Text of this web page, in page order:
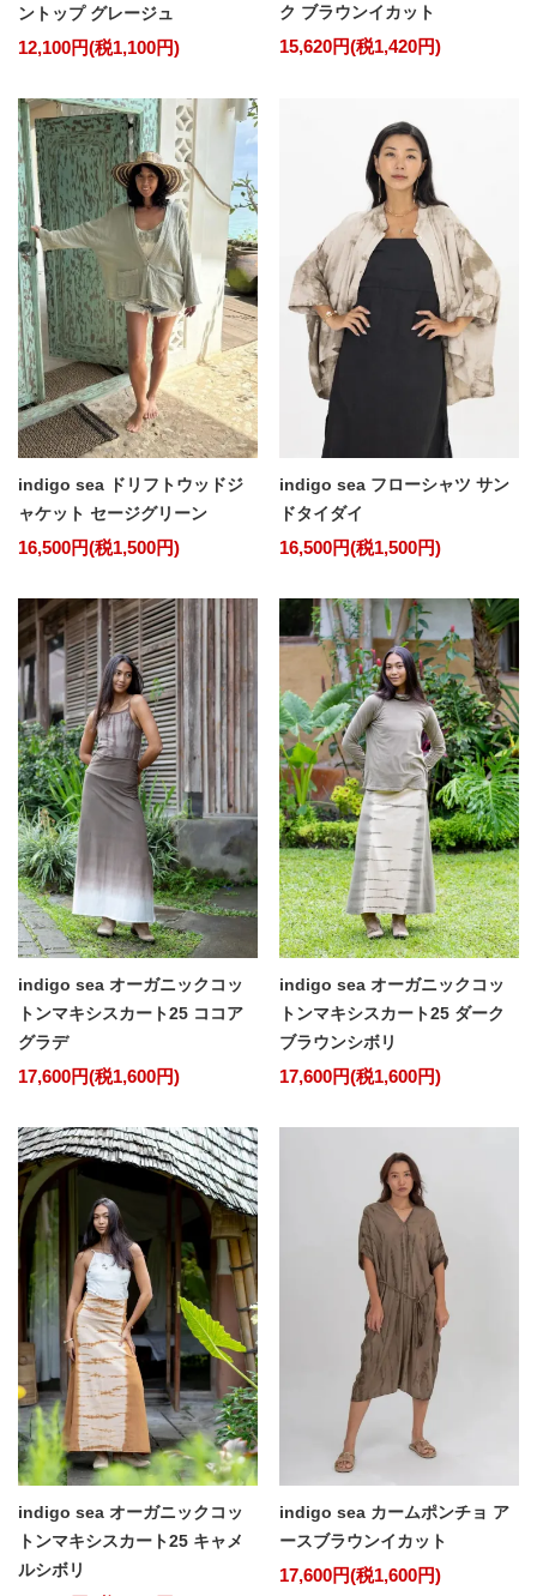
ントップ グレージュ
12,100円(税1,100円)
ク ブラウンイカット
15,620円(税1,420円)
indigo sea ドリフトウッドジ
ャケット セージグリーン
16,500円(税1,500円)
indigo sea フローシャツ サン
ドタイダイ
16,500円(税1,500円)
indigo sea オーガニックコッ
トンマキシスカート25 ココア
グラデ
17,600円(税1,600円)
indigo sea オーガニックコッ
トンマキシスカート25 ダーク
ブラウンシボリ
17,600円(税1,600円)
indigo sea オーガニックコッ
トンマキシスカート25 キャメ
ルシボリ
indigo sea カームポンチョ ア
ースブラウンイカット
17,600円(税1,600円)